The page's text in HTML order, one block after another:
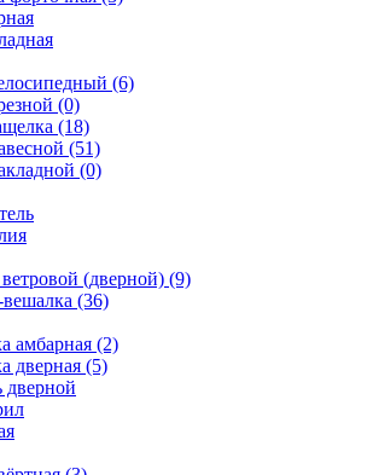
(6)
(0)
(18)
(51)
(0)
(дверной) (9)
(36)
амбарная (2)
дверная (5)
дверной